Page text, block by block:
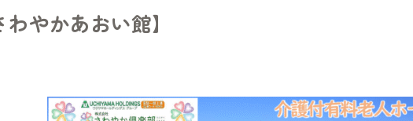
やかあおい館】